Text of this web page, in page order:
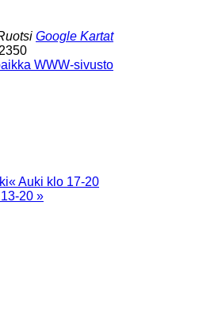
Google Kartat
WWW-sivusto
Auki klo 17-20
20 »